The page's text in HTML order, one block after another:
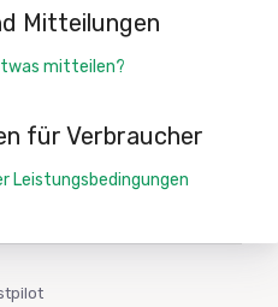
Mitteilungen
mitteilen?
für Verbraucher
Leistungsbedingungen